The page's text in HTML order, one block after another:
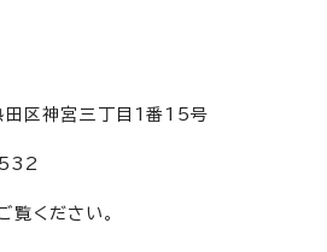
区神宮三丁目1番15号
覧ください。